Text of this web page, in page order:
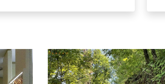
Un sentiero sulle colline intorno a